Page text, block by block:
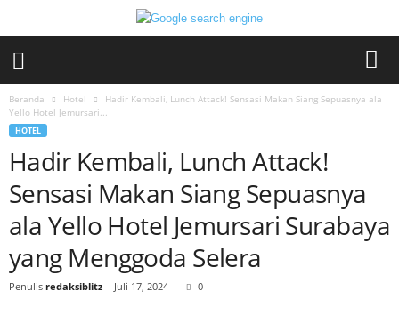
Beranda Hotel
Hadir Kembali, Lunch Attack! Sensasi Makan Siang Sepuasnya ala
Yello Hotel Jemursari...
HOTEL
Hadir Kembali, Lunch Attack!
Sensasi Makan Siang Sepuasnya
ala Yello Hotel Jemursari Surabaya
yang Menggoda Selera
Penulis redaksiblitz - Juli 17, 2024 0